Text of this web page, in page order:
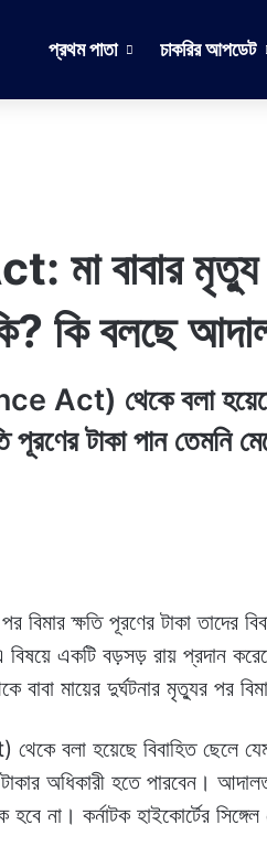
প্রথম পাতা চাকরির আপডেট
বাবার মৃত্যু
কি? কি বলছে
থেকে বলা হয়েছে
পূরণের টাকা পান তেমনি
ক্ষতি পূরণের টাকা তাদের
একটি বড়সড় রায় প্রদান
বাবা মায়ের দুর্ঘটনার মৃত্যুর পর
হয়েছে বিবাহিত ছেলে যেমন
অধিকারী হতে পারবেন।
না। কর্নাটক হাইকোর্টের